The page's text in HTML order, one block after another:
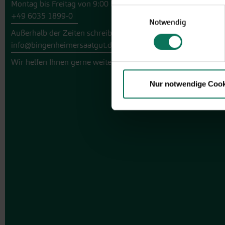
Notwendig
Nur notwendige
Montag bis Freitag von 9:00 bis 13:30 Uhr
+49 6035 1899-0
Außerhalb der Zeiten schreiben Sie uns eine E-Mail an
info@bingenheimersaatgut.de
Wir helfen Ihnen gerne weiter.